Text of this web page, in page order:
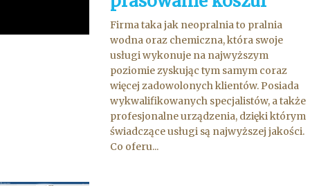
Firma taka jak neopralnia to pralnia
wodna oraz chemiczna, która swoje
usługi wykonuje na najwyższym
poziomie zyskując tym samym coraz
więcej zadowolonych klientów. Posiada
wykwalifikowanych specjalistów, a także
profesjonalne urządzenia, dzięki którym
świadczące usługi są najwyższej jakości.
Co oferu...